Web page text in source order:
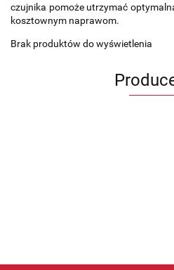
czujnika pomoże utrzymać
kosztownym naprawom.
Brak produktów do wyświetlenia